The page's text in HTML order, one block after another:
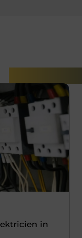
in